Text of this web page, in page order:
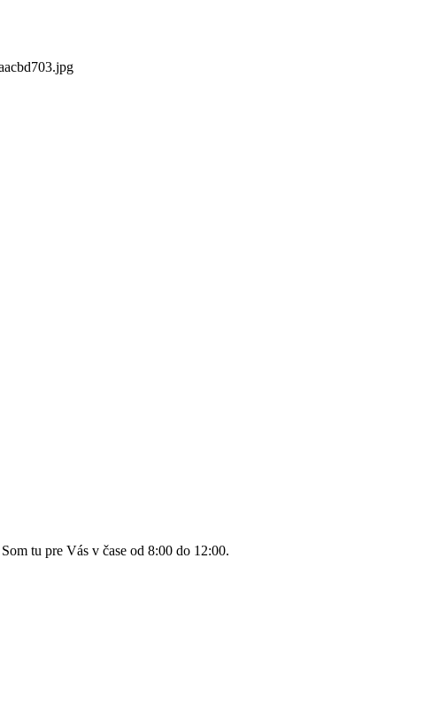
tu pre Vás v čase od 8:00 do 12:00.